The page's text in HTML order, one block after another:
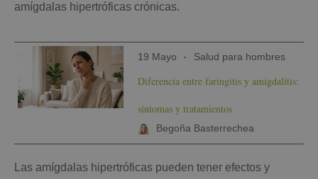
amígdalas hipertróficas crónicas.
19 Mayo Salud para hombres
Diferencia entre faringitis y amigdalitis:
síntomas y tratamientos
Begoña Basterrechea
Las amígdalas hipertróficas pueden tener efectos y